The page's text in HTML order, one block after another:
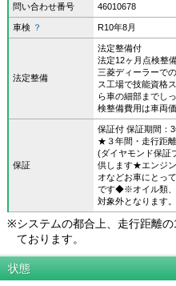
問い合わせ番号 46010678
車検 ？ R10年8月
法定整備
法定整備付
法定12ヶ月点検整
三菱ディーラーで
ス工場で技能資格
ら車の細部までし
検整備費用は車両
保証
保証付 保証期間：
★３年間・走行距
(ダイヤモンド保証
供します★エンジ
オなどお車にとっ
です◆※オイル類、
対象外となります。
※システムの都合上、走行距離
ております。
状態